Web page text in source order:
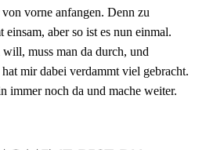
vorne anfangen. Denn zu
einsam, aber so ist es nun einmal.
muss man da durch, und
mir dabei verdammt viel gebracht.
immer noch da und mache weiter.